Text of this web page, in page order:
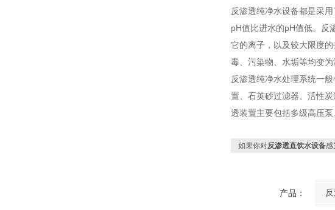
反渗透纯净水设备都是采
pH值比进水的pH值低。反
它的离子，以及较大限度
毒、污染物、水垢等均变为
反渗透纯净水处理系统一
置、石英砂过滤器、活性
透装置主要包括多级高压
如果你对反渗透直饮水设备感
产品：